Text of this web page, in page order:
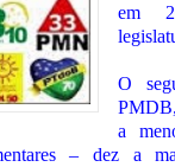
em
O
a
– dez a